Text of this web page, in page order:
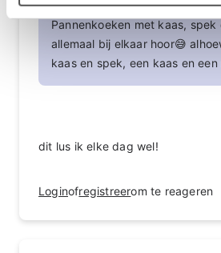
Pannenkoeken met kaas, spek
allemaal bij elkaar hoor😅
kaas en spek, een kaas en
dit lus ik elke dag wel!
Loginofregistreerom te reageren